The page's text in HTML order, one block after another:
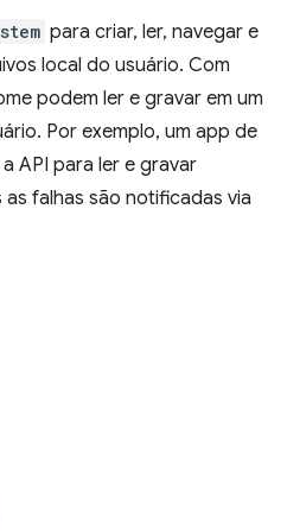
para criar, ler, navegar e
local do usuário. Com
podem ler e gravar em um
Por exemplo, um app de
API para ler e gravar
falhas são notificadas via